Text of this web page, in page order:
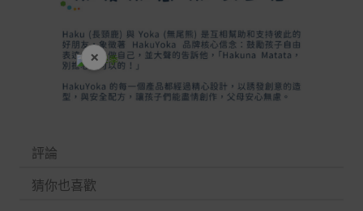
評論
猜你也喜歡
× 開學裝備全面降價